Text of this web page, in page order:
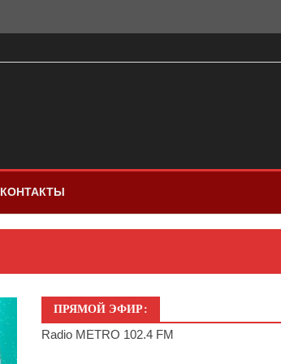
КОНТАКТЫ
ПРЯМОЙ ЭФИР:
Radio METRO 102.4 FM